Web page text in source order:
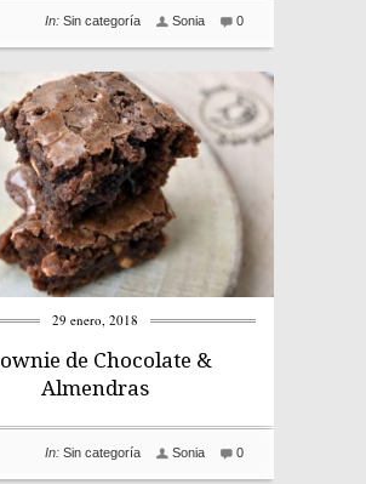
0
Sonia
In: Sin categoría
29 enero, 2018
de Chocolate &
Almendras
0
Sonia
In: Sin categoría